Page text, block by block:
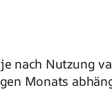
nach Nutzung
Monats